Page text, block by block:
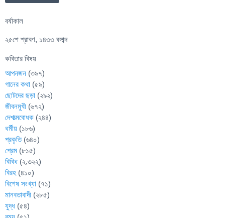
বর্ষাকাল
২৫শে শ্রাবণ, ১৪৩৩ বঙ্গাব্দ
কবিতার বিষয়
আপনজন (৩৯৭)
গানের কথা (৫৯)
ছোটদের ছড়া (২৯২)
জীবনমুখী (৬৭২)
দেশাত্মবোধক (২৪৪)
ধর্মীয় (১৮৬)
প্রকৃতি(৬৪০)
প্রেম (৮১৫)
বিবিধ (২,৩২২)
বিরহ (৪১০)
বিশেষ সংখ্যা (৭১)
মানবতাবাদী (২৮৫)
যুদ্ধ (৫৪)